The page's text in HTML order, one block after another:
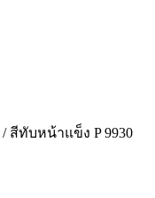
/ สีทับหน้าแข็ง P 9930